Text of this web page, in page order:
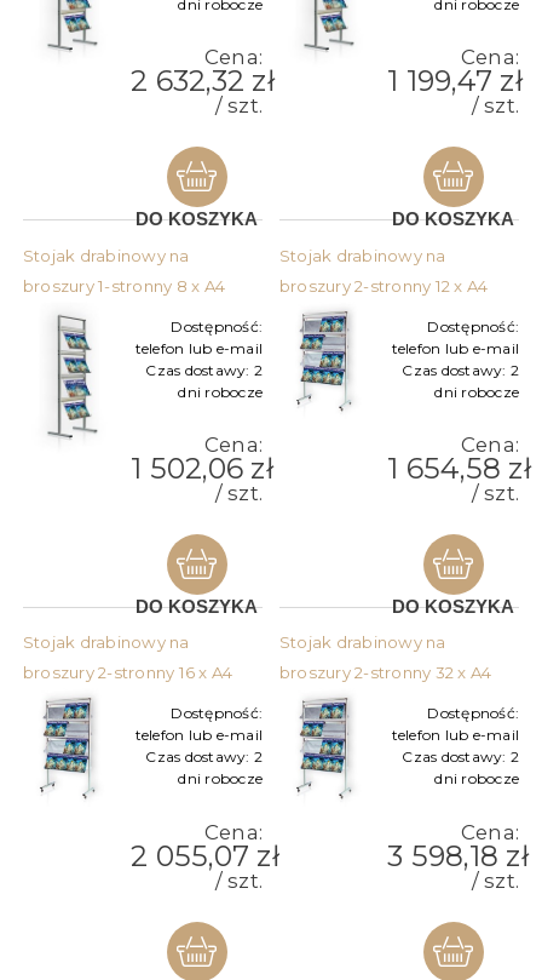
dni robocze
Cena:
2 632,32 zł
/ szt.
DO KOSZYKA
dni robocze
Cena:
1 199,47 zł
/ szt.
DO KOSZYKA
Stojak drabinowy na
broszury 1-stronny 8 x A4
Dostępność:
telefon lub e-mail
Czas dostawy: 2
dni robocze
Cena:
1 502,06 zł
/ szt.
DO KOSZYKA
Stojak drabinowy na
broszury 2-stronny 12 x A4
Dostępność:
telefon lub e-mail
Czas dostawy: 2
dni robocze
Cena:
1 654,58 zł
/ szt.
DO KOSZYKA
Stojak drabinowy na
broszury 2-stronny 16 x A4
Dostępność:
telefon lub e-mail
Czas dostawy: 2
dni robocze
Cena:
2 055,07 zł
/ szt.
Stojak drabinowy na
broszury 2-stronny 32 x A4
Dostępność:
telefon lub e-mail
Czas dostawy: 2
dni robocze
Cena:
3 598,18 zł
/ szt.